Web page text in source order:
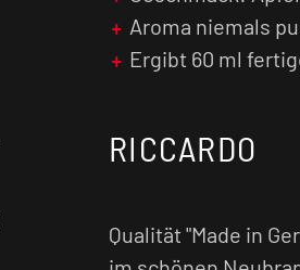
Aroma niemals
Ergibt 60 ml
RICCARDO
Qualität "Made in